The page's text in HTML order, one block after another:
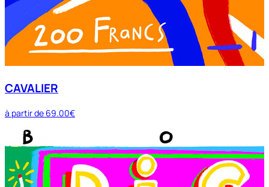
CAVALIER
à partir de 69.00€